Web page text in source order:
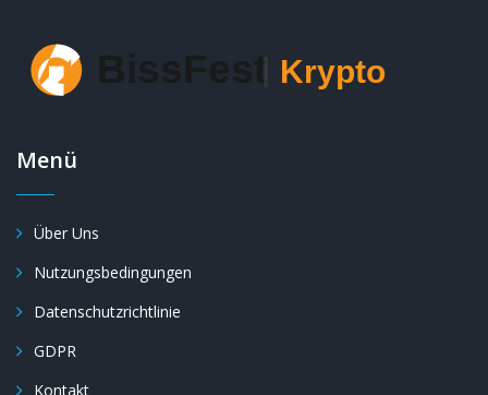
Menü
Über Uns
Nutzungsbedingungen
Datenschutzrichtlinie
GDPR
Kontakt